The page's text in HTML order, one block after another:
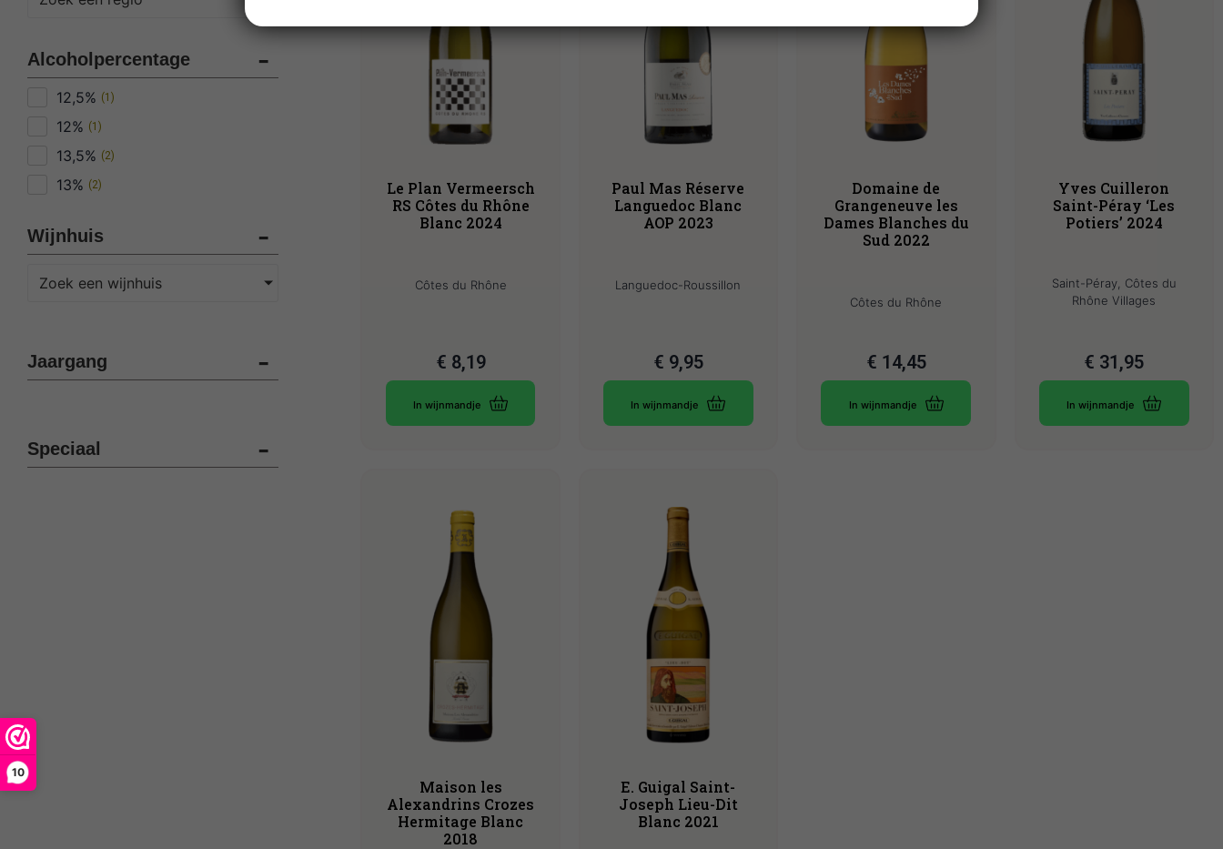
10
Alcoholpercentage
12,5% (1 )
12% (1 )
13,5% (2)
13% (2)
Wijnhuis
Zoek een wijnhuis
Jaargang
Speciaal
Le Plan Vermeersch
RS Côtes du Rhône
Blanc 2024
Côtes du Rhône
€ 8,19
In wijnmandje
Paul Mas Réserve
Languedoc Blanc
AOP 2023
Languedoc-Roussillon
€ 9,95
In wijnmandje
Domaine de
Grangeneuve les
Dames Blanches du
Sud 2022
Côtes du Rhône
€ 14,45
In wijnmandje
Yves Cuilleron
Saint-Péray ‘Les
Potiers’ 2024
Saint-Péray, Côtes du
Rhône Villages
€ 31,95
In wijnmandje
Maison les
Alexandrins Crozes
Hermitage Blanc
2018
E. Guigal Saint-
Joseph Lieu-Dit
Blanc 2021